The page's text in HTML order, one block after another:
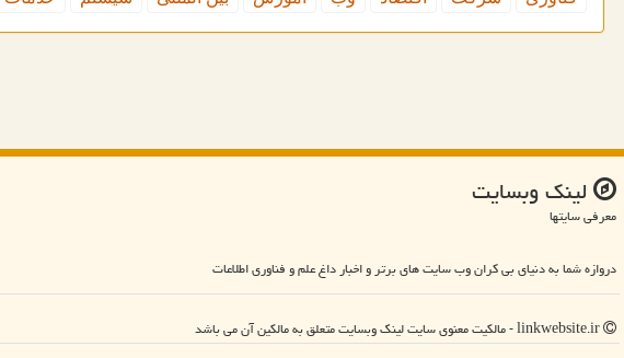
لینك وبسایت
معرفی سایتها
دروازه شما به دنیای بی کران وب سایت های برتر و اخبار داغ علم و فناوری اطلاعات